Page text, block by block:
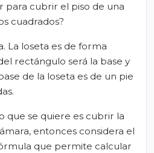
para cubrir el piso de una
cuadrados?
La loseta es de forma
rectángulo será la base y
de la loseta es de un pie
que se quiere es cubrir la
entonces considera el
que permite calcular